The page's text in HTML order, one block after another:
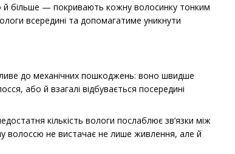
й більше — покривають кожну волосинку тонким
всередині та допомагатиме уникнути
до механічних пошкоджень: воно швидше
або й взагалі відбувається посередині
кількість вологи послаблює зв’язки між
волоссю не вистачає не лише живлення, але й